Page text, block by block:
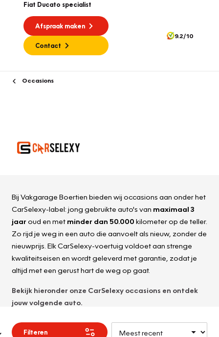
Fiat Ducato specialist
Afspraak maken
Contact
9.2/10
Occasions
Bij Vakgarage Boertien bieden wij occasions aan onder het
CarSelexy-label: jong gebruikte auto's van maximaal 3
jaaroud en met minder dan 50.000 kilometer op de teller.
Zo rijd je weg in een auto die aanvoelt als nieuw, zonder de
nieuwprijs. Elk CarSelexy-voertuig voldoet aan strenge
kwaliteitseisen en wordt geleverd met garantie, zodat je
altijd met een gerust hart de weg op gaat.
Bekijk hieronder onze CarSelexy occasions en ontdek
jouw volgende auto.
Filteren